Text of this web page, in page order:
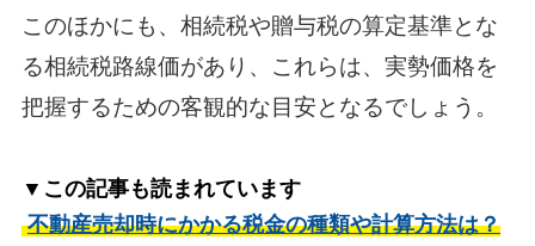
このほかにも、相続税や贈与税の算定基準とな
る相続税路線価があり、これらは、実勢価格を
把握するための客観的な目安となるでしょう。
▼この記事も読まれています
不動産売却時にかかる税金の種類や計算方法は？